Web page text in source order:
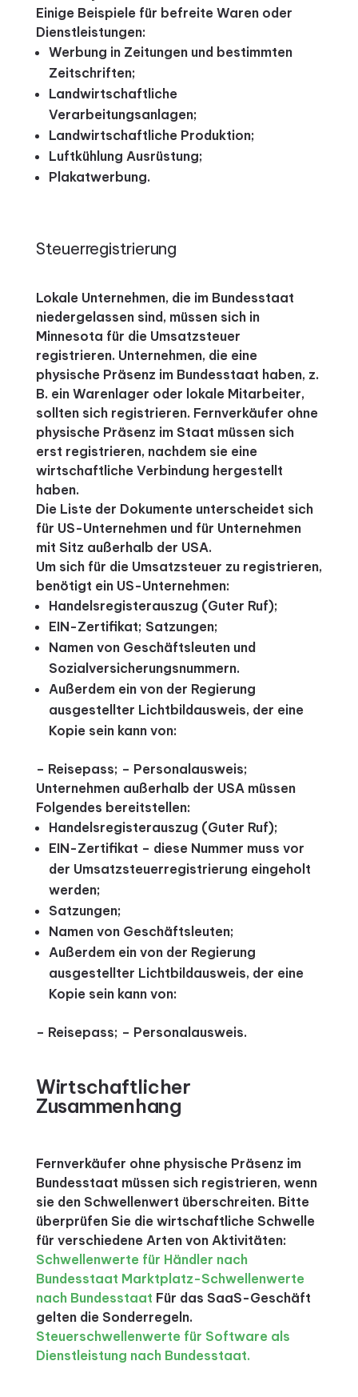
Einige Beispiele für befreite Waren oder
Dienstleistungen:
Werbung in Zeitungen und bestimmten
Zeitschriften;
Landwirtschaftliche
Verarbeitungsanlagen;
Landwirtschaftliche Produktion;
Luftkühlung Ausrüstung;
Plakatwerbung.
Steuerregistrierung
Lokale Unternehmen, die im Bundesstaat
niedergelassen sind, müssen sich in
Minnesota für die Umsatzsteuer
registrieren. Unternehmen, die eine
physische Präsenz im Bundesstaat haben, z.
B. ein Warenlager oder lokale Mitarbeiter,
sollten sich registrieren. Fernverkäufer ohne
physische Präsenz im Staat müssen sich
erst registrieren, nachdem sie eine
wirtschaftliche Verbindung hergestellt
haben.
Die Liste der Dokumente unterscheidet sich
für US-Unternehmen und für Unternehmen
mit Sitz außerhalb der USA.
Um sich für die Umsatzsteuer zu registrieren,
benötigt ein US-Unternehmen:
Handelsregisterauszug (Guter Ruf);
EIN-Zertifikat; Satzungen;
Namen von Geschäftsleuten und
Sozialversicherungsnummern.
Außerdem ein von der Regierung
ausgestellter Lichtbildausweis, der eine
Kopie sein kann von:
– Reisepass; – Personalausweis;
Unternehmen außerhalb der USA müssen
Folgendes bereitstellen:
Handelsregisterauszug (Guter Ruf);
EIN-Zertifikat – diese Nummer muss vor
der Umsatzsteuerregistrierung eingeholt
werden;
Satzungen;
Namen von Geschäftsleuten;
Außerdem ein von der Regierung
ausgestellter Lichtbildausweis, der eine
Kopie sein kann von:
– Reisepass; – Personalausweis.
Wirtschaftlicher
Zusammenhang
Fernverkäufer ohne physische Präsenz im
Bundesstaat müssen sich registrieren, wenn
sie den Schwellenwert überschreiten. Bitte
überprüfen Sie die wirtschaftliche Schwelle
für verschiedene Arten von Aktivitäten:
Schwellenwerte für Händler nach
Bundesstaat Marktplatz-Schwellenwerte
nach Bundesstaat Für das SaaS-Geschäft
gelten die Sonderregeln.
Steuerschwellenwerte für Software als
Dienstleistung nach Bundesstaat.